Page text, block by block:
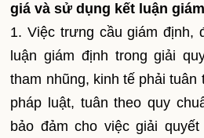
giá và sử dụng kết luận
1. Việc trưng cầu giám định,
luận giám định trong giải
tham nhũng, kinh tế phải tuân
pháp luật, tuân theo quy
bảo đảm cho việc giải